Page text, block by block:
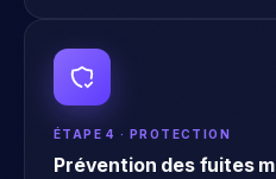
ÉTAPE 4 · PROTECTION
Prévention des fuites